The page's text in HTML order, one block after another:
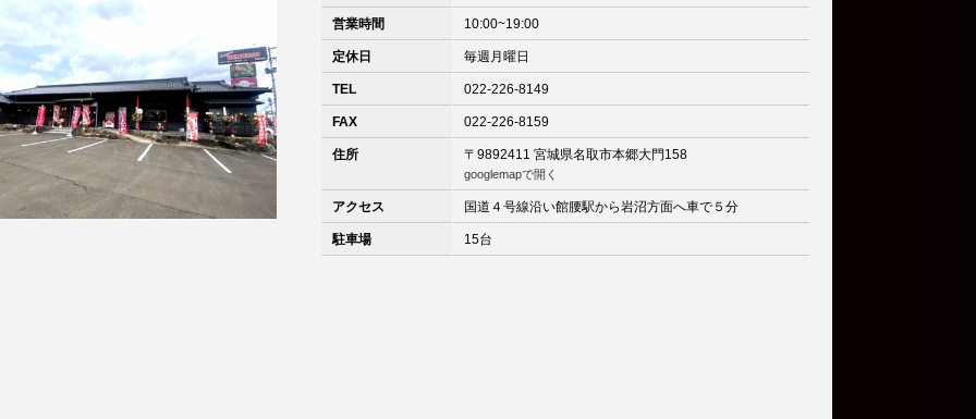
営業時間 10:00~19:00
定休日 毎週月曜日
TEL 022-226-8149
FAX 022-226-8159
住所 〒9892411 宮城県名取市本郷大門158
googlemapで開く
アクセス 国道４号線沿い館腰駅から岩沼方面へ車で５分
駐車場 15台